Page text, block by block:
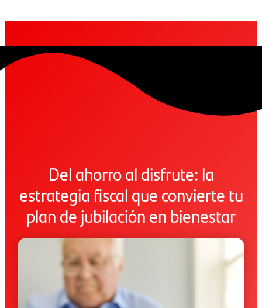
Del ahorro al disfrute: la
estrategia fiscal que convierte tu
plan de jubilación en bienestar